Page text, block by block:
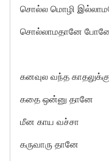
சொல்ல மொழி
சொல்லாமதானே
கனவுல வந்த
கதை ஒன்னு தானே
மீன காய வச்சா
கருவாரு தானே